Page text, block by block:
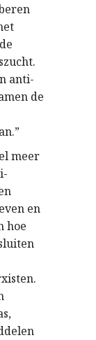
anti-
de
meer
en
hoe